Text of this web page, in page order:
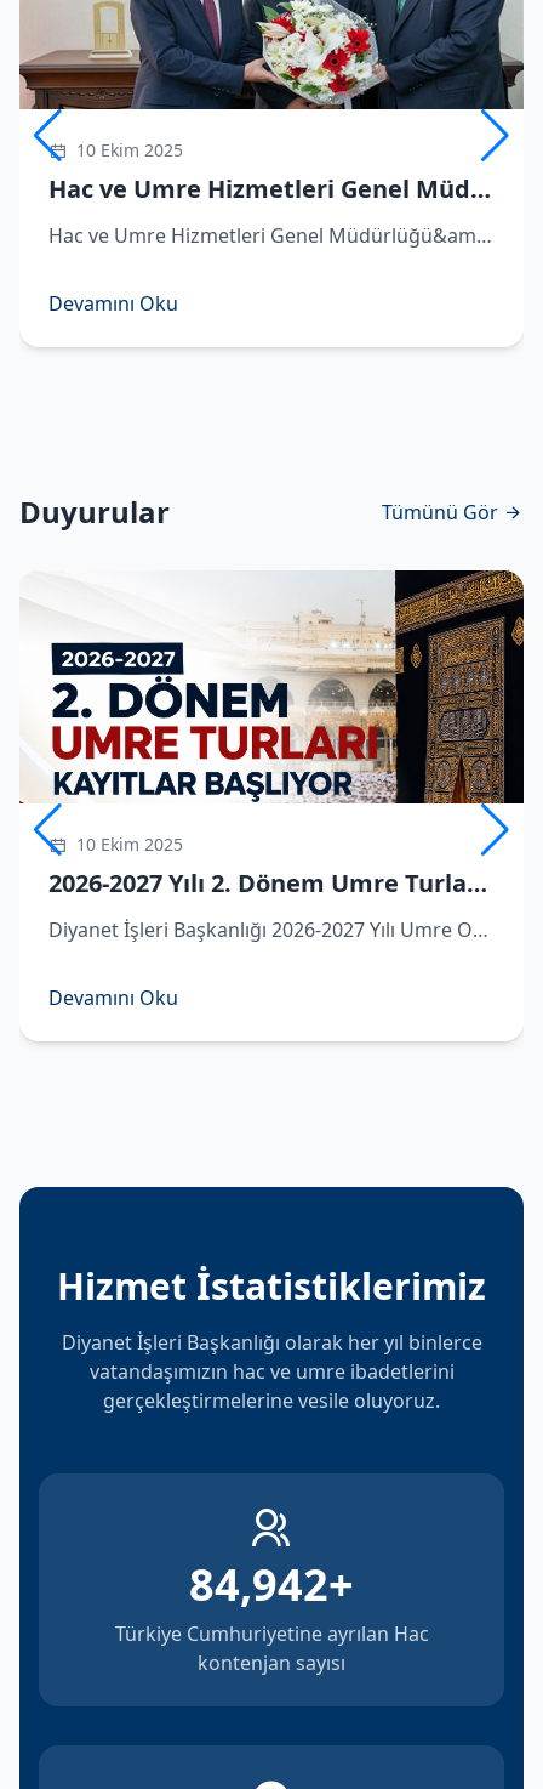
10 Ekim 2025
Hac ve Umre Hizmetleri Genel Müdürü Demirhan göreve başladı
Hac ve Umre Hizmetleri Genel Müdürlüğü&amp;#039;ne atanan Hüseyin Demirhan görevi Remzi Bircan&amp;#039;dan devraldı. ​Hac ve Umre Hizmetleri Genel Müdürlüğü&amp;#039;ne atanan Hüseyin Demirhan, Diyanet İşleri Başkanlığı&amp;#039;nda d
Devamını Oku
Duyurular Tümünü Gör
10 Ekim 2025
2026-2027 Yılı 2. Dönem Umre Turlarına Kayıtlar Başlıyor
Diyanet İşleri Başkanlığı 2026-2027 Yılı Umre Organizasyonu kapsamında ikinci dönem umre turlarına dair detaylar belli oldu.
Devamını Oku
Hizmet İstatistiklerimiz
Diyanet İşleri Başkanlığı olarak her yıl binlerce
vatandaşımızın hac ve umre ibadetlerini
gerçekleştirmelerine vesile oluyoruz.
84,942+
Türkiye Cumhuriyetine ayrılan Hac
kontenjan sayısı